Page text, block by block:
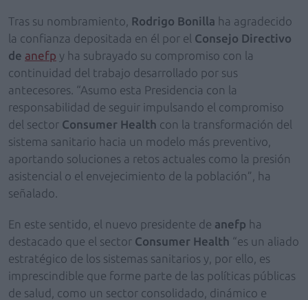
Tras su nombramiento, Rodrigo Bonilla ha agradecido
la confianza depositada en él por el Consejo Directivo
de anefp y ha subrayado su compromiso con la
continuidad del trabajo desarrollado por sus
antecesores. “Asumo esta Presidencia con la
responsabilidad de seguir impulsando el compromiso
del sector Consumer Health con la transformación del
sistema sanitario hacia un modelo más preventivo,
aportando soluciones a retos actuales como la presión
asistencial o el envejecimiento de la población”, ha
señalado.
En este sentido, el nuevo presidente de anefp ha
destacado que el sector Consumer Health “es un aliado
estratégico de los sistemas sanitarios y, por ello, es
imprescindible que forme parte de las políticas públicas
de salud, como un sector consolidado, dinámico e